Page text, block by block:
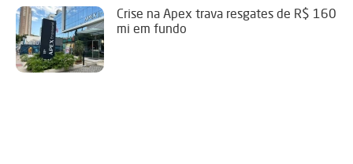
Crise na Apex trava resgates de R$ 160
mi em fundo